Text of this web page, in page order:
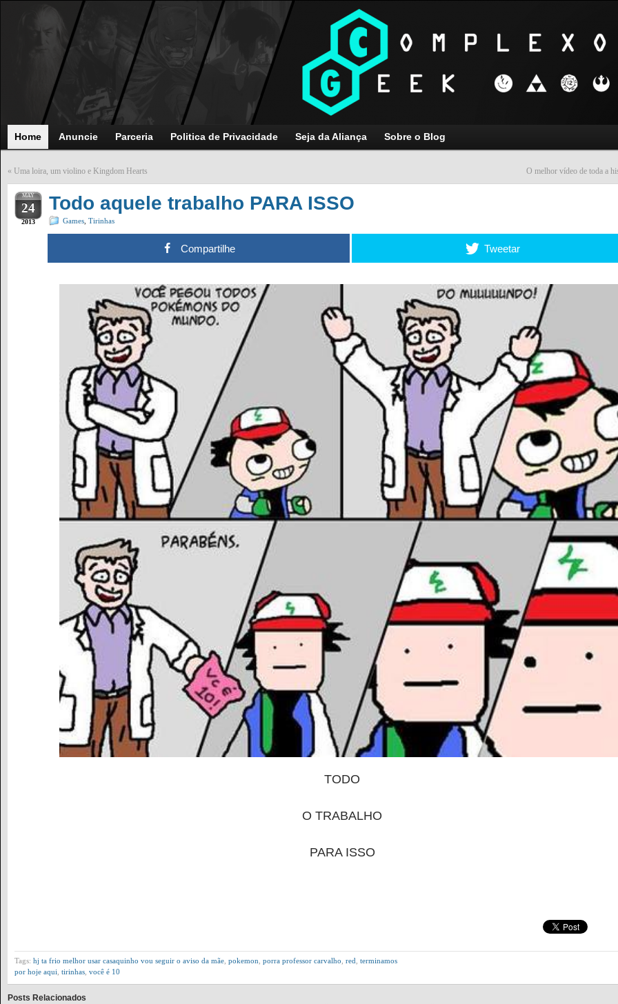
Home Anuncie Parceria Politica de Privacidade Seja da Aliança Sobre o Blog
« Uma loira, um violino e Kingdom Hearts O melhor vídeo de toda a
MAY
24
2013
Todo aquele trabalho PARA ISSO
Games Tirinhas
Compartilhe Tweetar
TODO
O TRABALHO
PARA ISSO
Tags: hj ta frio melhor usar casaquinho vou seguir o aviso da mãe pokemon porra professor carvalho red terminamos
por hoje aqui tirinhas você é 10
Posts Relacionados